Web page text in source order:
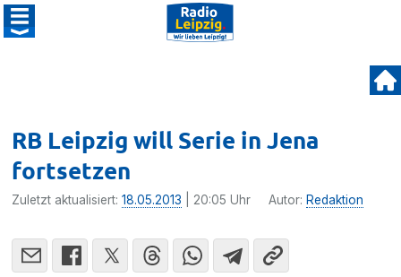
RB Leipzig will Serie in Jena
fortsetzen
Zuletzt aktualisiert:18.05.2013 | 20:05 Uhr Autor: Redaktion